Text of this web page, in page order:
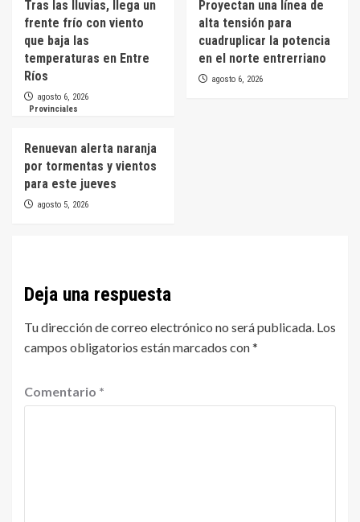
Tras las lluvias, llega un
frente frío con viento
que baja las
temperaturas en Entre
Ríos
agosto 6, 2026
Proyectan una línea de
alta tensión para
cuadruplicar la potencia
en el norte entrerriano
agosto 6, 2026
Provinciales
Renuevan alerta naranja
por tormentas y vientos
para este jueves
agosto 5, 2026
Deja una respuesta
Tu dirección de correo electrónico no será publicada. Los
campos obligatorios están marcados con*
Comentario *